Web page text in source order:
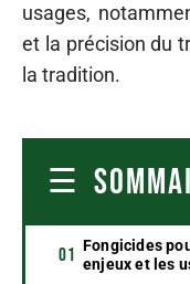
usages,
et la précision du
la tradition.
Fongicides
enjeux et les